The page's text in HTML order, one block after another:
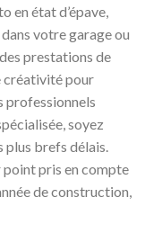
en état d’épave,
votre garage ou
prestations de
créativité pour
professionnels
soyez
plus brefs délais.
point pris en compte
de construction,